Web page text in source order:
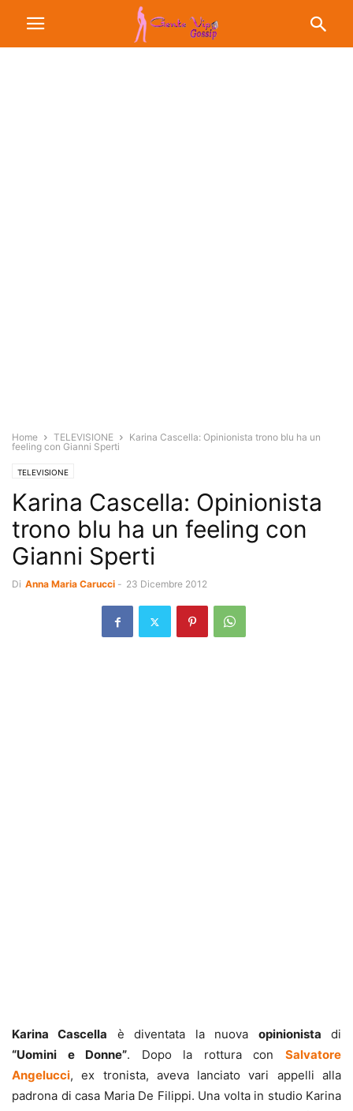
Home TELEVISIONE
Karina Cascella: Opinionista trono blu ha un
feeling con Gianni Sperti
TELEVISIONE
Karina Cascella: Opinionista
trono blu ha un feeling con
Gianni Sperti
Di Anna Maria Carucci - 23 Dicembre 2012
Karina Cascella è diventata la nuova opinionista di
“Uomini e Donne”. Dopo la rottura conSalvatore
Angelucci, ex tronista, aveva lanciato vari appelli alla
padrona di casa Maria De Filippi. Una volta in studio Karina